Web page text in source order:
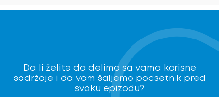
Da li želite da delimo sa vama korisne
sadržaje i da vam šaljemo podsetnik pred
svaku epizodu?